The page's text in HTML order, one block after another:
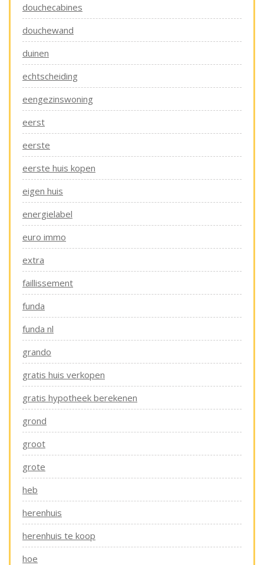
douchecabines
douchewand
duinen
echtscheiding
eengezinswoning
eerst
eerste
eerste huis kopen
eigen huis
energielabel
euro immo
extra
faillissement
funda
funda nl
grando
gratis huis verkopen
gratis hypotheek berekenen
grond
groot
grote
heb
herenhuis
herenhuis te koop
hoe